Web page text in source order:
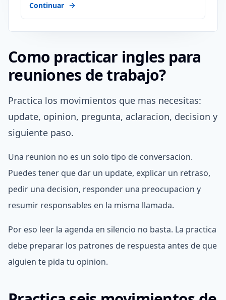
Continuar
Como practicar ingles para
reuniones de trabajo?
Practica los movimientos que mas necesitas:
update, opinion, pregunta, aclaracion, decision y
siguiente paso.
Una reunion no es un solo tipo de conversacion.
Puedes tener que dar un update, explicar un retraso,
pedir una decision, responder una preocupacion y
resumir responsables en la misma llamada.
Por eso leer la agenda en silencio no basta. La practica
debe preparar los patrones de respuesta antes de que
alguien te pida tu opinion.